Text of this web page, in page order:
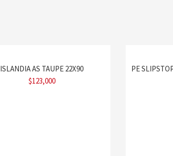
ISLANDIA AS TAUPE 22X90
$123,000
PE